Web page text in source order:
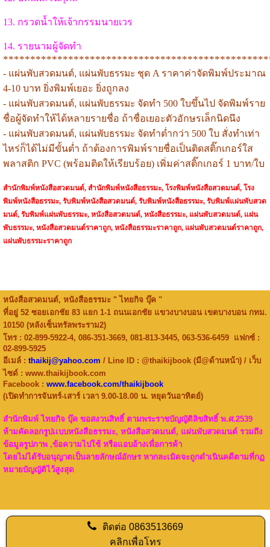
13. กรวดน้ำให้เจ้ากรรมนายเวร
14. รายนามผู้จัดทำ
- แผ่นพับสวดมนต์, แผ่นพับธรรมะ ชุด A ราคาค่าจัดพิมพ์ประมาณ
4-10 บาท ยิ่งพิมพ์เยอะ ยิ่งถูกลง
- แผ่นพับสวดมนต์, แผ่นพับธรรมะ จัดทำ 500 ใบขึ้นไป จัดพิมพ์ราย
ชื่อผู้จัดทำให้ได้หลายรายชื่อ ถ้าชื่อเยอะตัวอักษรเล็กนิดนึง
- แผ่นพับสวดมนต์, แผ่นพับธรรมะ จัดทำต่ำกว่า 500 ใบ สั่งทำเท่า
ไหร่ก็ได้ไม่มีขั้นต่ำ ถ้าต้องการพิมพ์รายชื่อเป็นติดสติ๊กเกอร์ใส
พลาสติก PVC (พร้อมติดให้เรียบร้อย) เพิ่มค่าสติ๊กเกอร์ 1 บาท/ใบ
สำนักพิมพ์หนังสือสวดมนต์, สำนักพิมพ์หนังสือธรรมะ, โรงพิมพ์หนังสือสวดมนต์, โรง
พิมพ์หนังสือธรรมะ, รับพิมพ์หนังสือสวดมนต์, รับพิมพ์หนังสือธรรมะ, รับพิมพ์แผ่นพับสวด
มนต์, รับพิมพ์แผ่นพับธรรมะ, หนังสือสวดมนต์, หนังสือธรรมะ, แผ่นพับสวดมนต์, แผ่น
พับธรรมะ, หนังสือสวดมนต์ราคาถูก, หนังสือธรรมะราคาถูก, แผ่นพับสวดมนต์ราคาถูก,
แผ่นพับธรรมะราคาถูก
หนังสือสวดมนต์, หนังสือธรรมะ " ไทยกิจ บุ๊ค "
ที่อยู่ 52 ซอยเอกชัย 83 แยก 1-1 ถนนเอกชัย แขวงบางบอน เขตบางบอน กทม.
10150 (หลังเซ็นทรัลพระราม2)
โทร : 02-899-5922-4, 086-351-3669, 081-813-3445, 063-536-6459 แฟกซ์ :
02-899-5925
อีเมล์ : thaikij@yahoo.com / Line ID : @thaikijbook (มี@ด้านหน้า) / เว็บ
ไซด์ : www.thaikijbook.com
Facebook : www.facebook.com/thaikijbook
(เปิดทำการจันทร์-เสาร์ เวลา 9.00-18.00 น. หยุดวันอาทิตย์)
สำนักพิมพ์ ไทยกิจ บุ๊ค ขอสงวนสิทธิ์ ตามพระราชบัญญัติลิขสิทธิ์ พ.ศ.2539
ห้ามคัดลอกรูปเเบบหนังสือธรรมะ, หนังสือสวดมนต์, แผ่นพับสวดมนต์ รวมถึง
ข้อมูลรูปภาพ ,ข้อความไปใช้ หรือแอบอ้างเพื่อการค้า
โดยไม่ได้รับอนุญาตเป็นลายลักษณ์อักษร หากละเมิดจะถูกดำเนินคดีตามที่กฏ
หมายบัญญัติไว้สูงสุด
ติดต่อ0863513669
คลิกเพื่อโทร